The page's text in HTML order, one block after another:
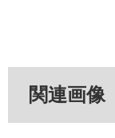
関連画像